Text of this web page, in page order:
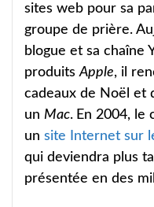
sites web pour sa
groupe de prière.
blogue et sa chaîne
produitsApple, il
cadeaux de Noël et
un Mac. En 2004, le
un site Internet sur
qui deviendra plus
présentée en des